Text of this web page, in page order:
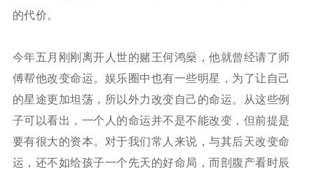
的代价。
今年五月刚刚离开人世的赌王何鸿燊，他就曾经请了师
傅帮他改变命运。娱乐圈中也有一些明星，为了让自己
的星途更加坦荡，所以外力改变自己的命运。从这些例
子可以看出，一个人的命运并不是不能改变，但前提是
要有很大的资本。对于我们常人来说，与其后天改变命
运，还不如给孩子一个先天的好命局，而剖腹产看时辰